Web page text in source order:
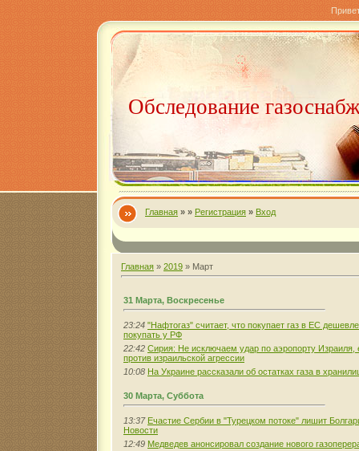
Обследование
Главная » » Регистрация » Вход
Главная » 2019 » Март
31 Марта, Воскресенье
23:24 "Нафтогаз" считает, что покупает газ в ЕС
покупать у РФ
22:42 Сирия: Не исключаем удар по аэропорту
против израильской агрессии
10:08 На Украине рассказали об остатках газа в
30 Марта, Суббота
13:37 Eчастие Сербии в "Турецком потоке" лишит
Новости
12:49 Медведев анонсировал создание нового